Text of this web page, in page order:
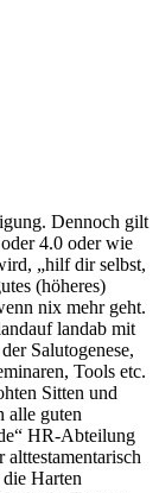
Dennoch gilt
4.0 oder wie
„hilf dir selbst,
(höheres)
nix mehr geht.
landab mit
Salutogenese,
Tools etc.
Sitten und
alle guten
HR-Abteilung
Harten